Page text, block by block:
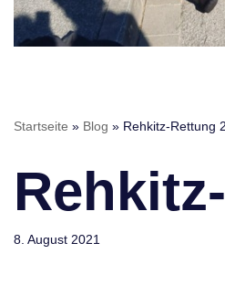
Startseite » Blog » Rehkitz-Rettung
8. August 2021